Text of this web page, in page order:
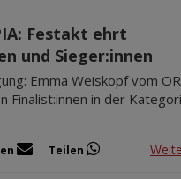
Festakt ehrt
und Sieger:innen
Emma Weiskopf vom
Finalist:innen in der
Teilen